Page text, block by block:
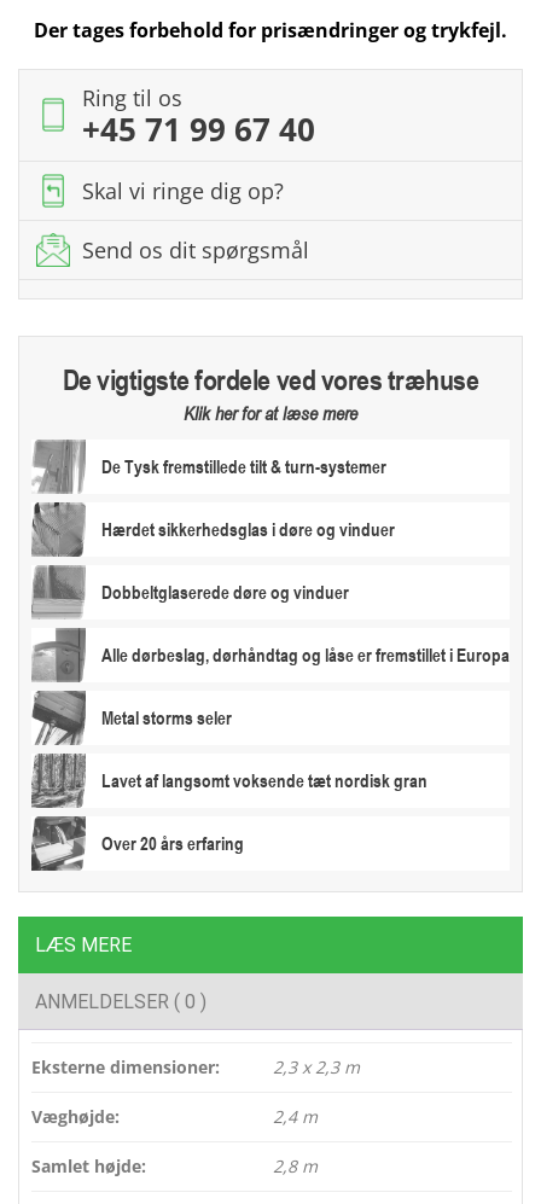
Der tages forbehold for prisændringer og trykfejl.
Ring til os
+45 71 99 67 40
Skal vi ringe dig op?
Send os dit spørgsmål
De vigtigste fordele ved vores træhuse
Klik her for at læse mere
De Tysk fremstillede tilt & turn-systemer
Hærdet sikkerhedsglas i døre og vinduer
Dobbeltglaserede døre og vinduer
Alle dørbeslag, dørhåndtag og låse er fremstillet i Europa
Metal storms seler
Lavet af langsomt voksende tæt nordisk gran
Over 20 års erfaring
LÆS MERE
ANMELDELSER ( 0 )
Eksterne dimensioner: 2,3 x 2,3 m
Væghøjde: 2,4 m
Samlet højde: 2,8 m